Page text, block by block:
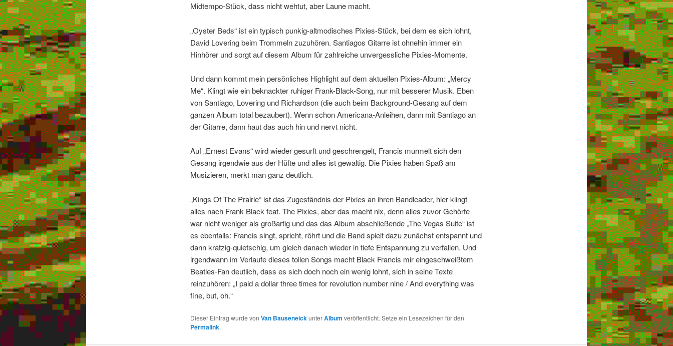
Midtempo-Stück, dass nicht wehtut, aber Laune macht.
„Oyster Beds“ ist ein typisch punkig-altmodisches Pixies-Stück, bei dem es sich lohnt,
David Lovering beim Trommeln zuzuhören. Santiagos Gitarre ist ohnehin immer ein
Hinhörer und sorgt auf diesem Album für zahlreiche unvergessliche Pixies-Momente.
Und dann kommt mein persönliches Highlight auf dem aktuellen Pixies-Album: „Mercy
Me“. Klingt wie ein beknackter ruhiger Frank-Black-Song, nur mit besserer Musik. Eben
von Santiago, Lovering und Richardson (die auch beim Background-Gesang auf dem
ganzen Album total bezaubert). Wenn schon Americana-Anleihen, dann mit Santiago an
der Gitarre, dann haut das auch hin und nervt nicht.
Auf „Ernest Evans“ wird wieder gesurft und geschrengelt, Francis murmelt sich den
Gesang irgendwie aus der Hüfte und alles ist gewaltig. Die Pixies haben Spaß am
Musizieren, merkt man ganz deutlich.
„Kings Of The Prairie“ ist das Zugeständnis der Pixies an ihren Bandleader, hier klingt
alles nach Frank Black feat. The Pixies, aber das macht nix, denn alles zuvor Gehörte
war nicht weniger als großartig und das das Album abschließende „The Vegas Suite“ ist
es ebenfalls: Francis singt, spricht, röhrt und die Band spielt dazu zunächst entspannt und
dann kratzig-quietschig, um gleich danach wieder in tiefe Entspannung zu verfallen. Und
irgendwann im Verlaufe dieses tollen Songs macht Black Francis mir eingeschweißtem
Beatles-Fan deutlich, dass es sich doch noch ein wenig lohnt, sich in seine Texte
reinzuhören: „I paid a dollar three timеs for revolution number nine / And everything was
fine, but, oh.“
Dieser Eintrag wurde von Van BauseneickunterAlbum veröffentlicht. Setze ein Lesezeichen für den
Permalink.